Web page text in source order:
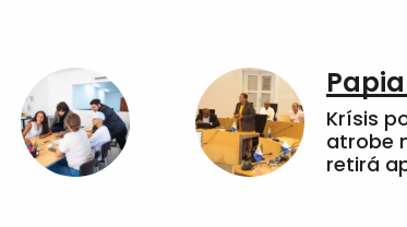
Krísis
atrobe
retirá